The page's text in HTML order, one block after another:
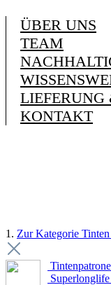
ÜBER UNS
TEAM
LIEFERUNG
KONTAKT
1. Zur Kategorie
Superlonglife